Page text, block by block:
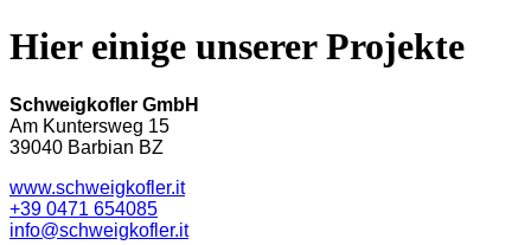
Hier einige unserer Projekte
Schweigkofler GmbH
Am Kuntersweg 15
39040 Barbian BZ
www.schweigkofler.it
+39 0471 654085
info@schweigkofler.it